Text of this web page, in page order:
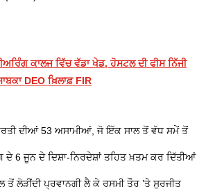
ਕਾਲਜ ਵਿੱਚ ਵੱਡਾ ਖੇਡ, ਹੋਸਟਲ ਦੀ ਫੀਸ ਨਿੱਜੀ
DEO ਖ਼ਿਲਾਫ਼ FIR
ਦੀਆਂ 53 ਅਸਾਮੀਆਂ, ਜੋ ਇੱਕ ਸਾਲ ਤੋਂ ਵੱਧ ਸਮੇਂ ਤੋਂ
ਦੇ 6 ਜੂਨ ਦੇ ਦਿਸ਼ਾ-ਨਿਰਦੇਸ਼ਾਂ ਤਹਿਤ ਖ਼ਤਮ ਕਰ ਦਿੱਤੀਆਂ
ਲੋੜੀਂਦੀ ਪ੍ਰਵਾਨਗੀ ਲੈ ਕੇ ਰਸਮੀ ਤੌਰ ’ਤੇ ਸੁਰਜੀਤ